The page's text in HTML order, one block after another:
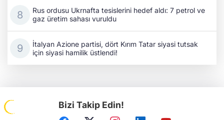
Rus ordusu Ukrnafta tesislerini hedef aldı: 7 petrol ve
gaz üretim sahası vuruldu
İtalyan Azione partisi, dört Kırım Tatar siyasi tutsak
için siyasi hamilik üstlendi!
Bizi Takip Edin!